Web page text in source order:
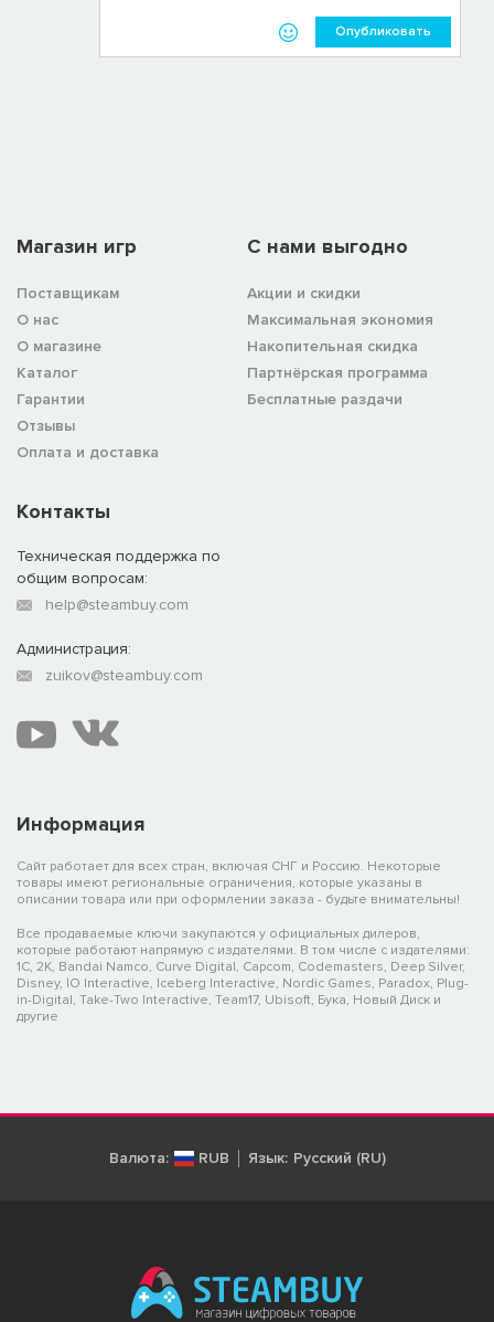
Опубликовать
Магазин игр
Поставщикам
О нас
О магазине
Каталог
Гарантии
Отзывы
Оплата и доставка
C нами выгодно
Акции и скидки
Максимальная экономия
Накопительная скидка
Партнёрская программа
Бесплатные раздачи
Информация
Сайт работает для всех стран, включая СНГ и Россию. Некоторые
товары имеют региональные ограничения, которые указаны в
описании товара или при оформлении заказа - будьте внимательны!
Все продаваемые ключи закупаются у официальных дилеров,
которые работают напрямую с издателями. В том числе с издателями:
1C, 2K, Bandai Namco, Curve Digital, Capcom, Codemasters, Deep Silver,
Disney, IO Interactive, Iceberg Interactive, Nordic Games, Paradox, Plug-
in-Digital, Take-Two Interactive, Team17, Ubisoft, Бука, Новый Диск и
другие
Контакты
Техническая поддержка по
общим вопросам:
help@steambuy.com
Администрация:
zuikov@steambuy.com
Валюта: RUB Язык: Русский (RU)